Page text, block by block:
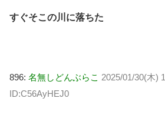
すぐそこの川に落ちた
896: 名無しどんぶらこ 2025/01/30(木)
ID:C56AyHEJ0